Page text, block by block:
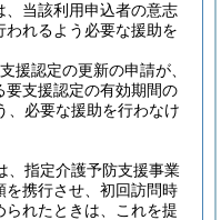
、当該利用申込者の意志
れるよう必要な援助を
援認定の更新の申請が、
支援認定の有効期間の
、必要な援助を行わなけ
、指定介護予防支援事業
を携行させ、初回訪問時
れたときは、これを提